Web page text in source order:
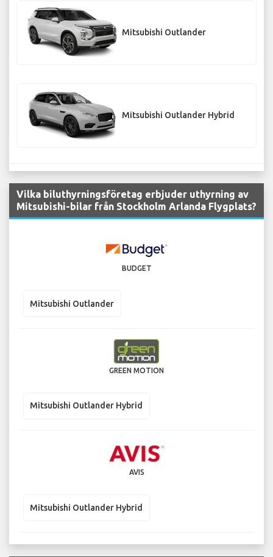
Mitsubishi Outlander
Mitsubishi Outlander Hybrid
Vilka biluthyrningsföretag erbjuder uthyrning av
Mitsubishi-bilar från Stockholm Arlanda Flygplats?
BUDGET
Mitsubishi Outlander
GREEN MOTION
Mitsubishi Outlander Hybrid
AVIS
Mitsubishi Outlander Hybrid